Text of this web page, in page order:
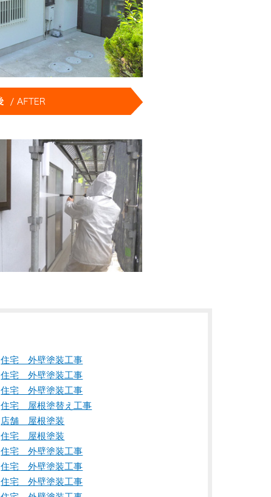
住宅 外壁塗装工事
住宅 外壁塗装工事
住宅 外壁塗装工事
住宅 屋根塗替え工事
店舗 屋根塗装
住宅 屋根塗装
住宅 外壁塗装工事
住宅 外壁塗装工事
住宅 外壁塗装工事